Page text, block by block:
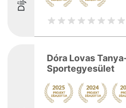
Dóra Lovas
Sportegyesület